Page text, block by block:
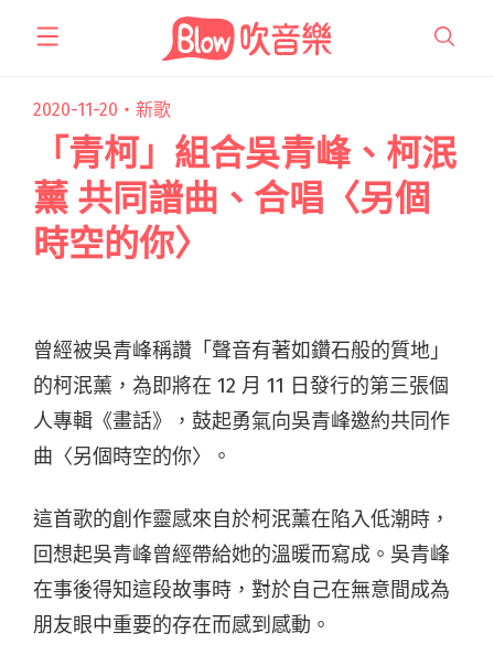
2020-11-20・ 新歌
「青柯」組合吳青峰、柯泯
薰 共同譜曲、合唱〈另個
時空的你〉
曾經被吳青峰稱讚「聲音有著如鑽石般的質地」
的柯泯薰，為即將在 12 月 11 日發行的第三張個
人專輯《畫話》，鼓起勇氣向吳青峰邀約共同作
曲〈另個時空的你〉。
這首歌的創作靈感來自於柯泯薰在陷入低潮時，
回想起吳青峰曾經帶給她的溫暖而寫成。吳青峰
在事後得知這段故事時，對於自己在無意間成為
朋友眼中重要的存在而感到感動。